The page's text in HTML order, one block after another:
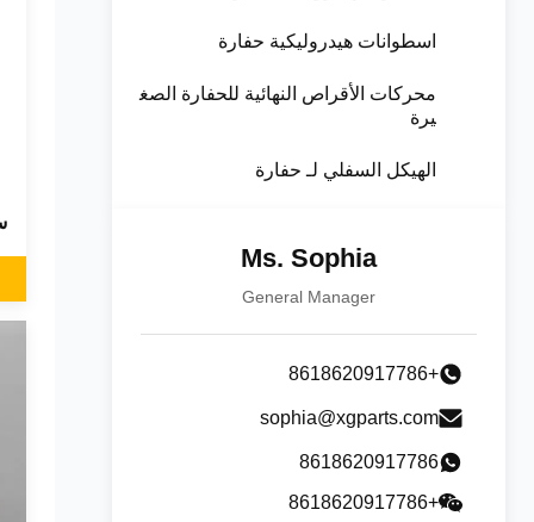
اسطوانات هيدروليكية حفارة
محركات الأقراص النهائية للحفارة الصغ
يرة
الهيكل السفلي لـ حفارة
Ms. Sophia
General Manager
+8618620917786
sophia@xgparts.com
8618620917786
+8618620917786